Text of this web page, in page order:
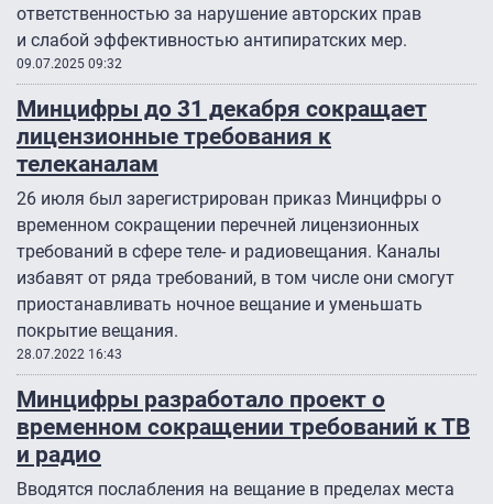
ответственностью за нарушение авторских прав
и слабой эффективностью антипиратских мер.
09.07.2025 09:32
Минцифры до 31 декабря сокращает
лицензионные требования к
телеканалам
26 июля был зарегистрирован приказ Минцифры о
временном сокращении перечней лицензионных
требований в сфере теле- и радиовещания. Каналы
избавят от ряда требований, в том числе они смогут
приостанавливать ночное вещание и уменьшать
покрытие вещания.
28.07.2022 16:43
Минцифры разработало проект о
временном сокращении требований к ТВ
и радио
Вводятся послабления на вещание в пределах места